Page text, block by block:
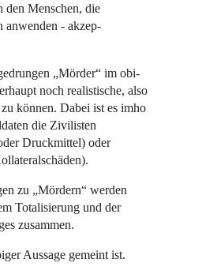
den Menschen, die
anwenden - akzep-
„Mörder“ im obi-
noch realistische, also
können. Dabei ist es imho
die Zivilisten
Druckmittel) oder
zu „Mördern“ werden
Totalisierung und der
zusammen.
Aussage gemeint ist.